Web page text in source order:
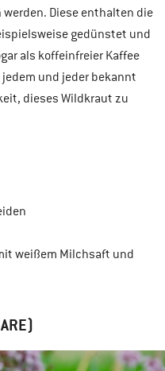
Diese enthalten die
gedünstet und
als koffeinfreier Kaffee
und jeder bekannt
dieses Wildkraut zu
weißem Milchsaft und